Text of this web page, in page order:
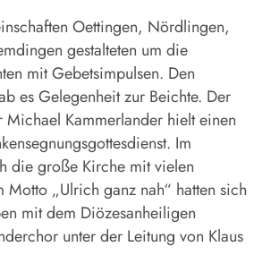
Oettingen, Nördlingen,
gestalteten um die
mit Gebets­impulsen. Den
es Gelegenheit zur Beichte. Der
Michael Kammerlander hielt einen
Im
die große Kirche mit vielen
Motto „Ulrich ganz nah“ hatten sich
mit dem Diözesanheiligen
unter der Leitung von Klaus